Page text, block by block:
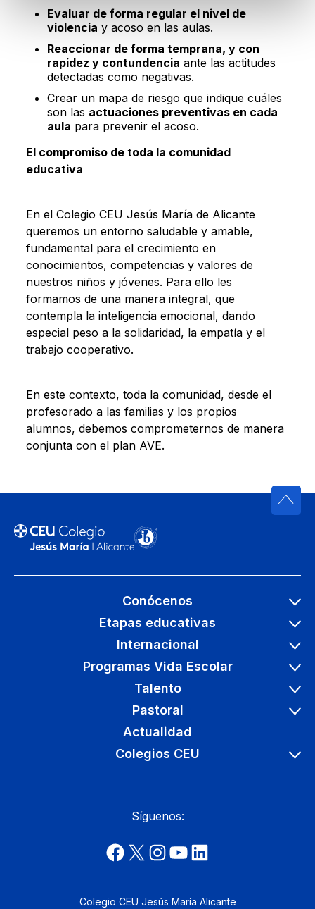
Evaluar de forma regular el nivel de
violencia y acoso en las aulas.
Reaccionar de forma temprana, y con
rapidez y contundencia ante las actitudes
detectadas como negativas.
Crear un mapa de riesgo que indique cuáles
son las actuaciones preventivas en cada
aula para prevenir el acoso.
El compromiso de toda la comunidad
educativa
En el Colegio CEU Jesús María de Alicante
queremos un entorno saludable y amable,
fundamental para el crecimiento en
conocimientos, competencias y valores de
nuestros niños y jóvenes. Para ello les
formamos de una manera integral, que
contempla la inteligencia emocional, dando
especial peso a la solidaridad, la empatía y el
trabajo cooperativo.
En este contexto, toda la comunidad, desde el
profesorado a las familias y los propios
alumnos, debemos comprometernos de manera
conjunta con el plan AVE.
Conócenos
Etapas educativas
Internacional
Programas Vida Escolar
Talento
Pastoral
Actualidad
Colegios CEU
Síguenos:
Colegio CEU Jesús María Alicante